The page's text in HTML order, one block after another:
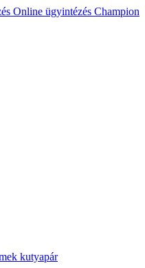
Online ügyintézés Champion
kutyapár